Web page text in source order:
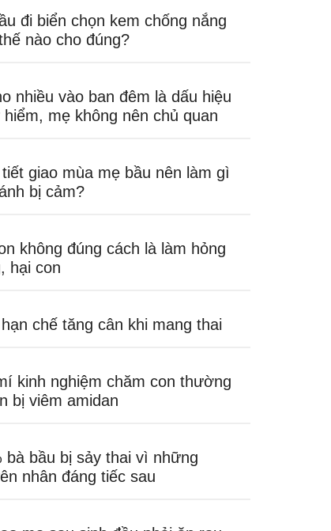
đi biển chọn kem chống nắng
nào cho đúng?
nhiều vào ban đêm là dấu hiệu
hiểm, mẹ không nên chủ quan
giao mùa mẹ bầu nên làm gì
bị cảm?
không đúng cách là làm hỏng
hại con
chế tăng cân khi mang thai
kinh nghiệm chăm con thường
bị viêm amidan
bà bầu bị sảy thai vì những
nhân đáng tiếc sau